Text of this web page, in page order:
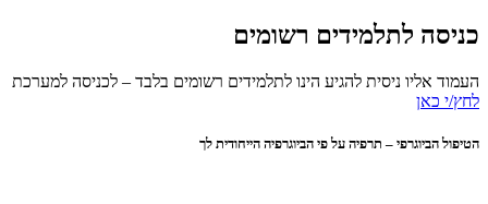
כניסה לתלמידים רשומים
העמוד אליו ניסית להגיע הינו לתלמידים רשומים בלבד – לכניסה למערכת
לחץ/י כאן
הטיפול הביוגרפי – תרפיה על פי הביוגרפיה הייחודית לך